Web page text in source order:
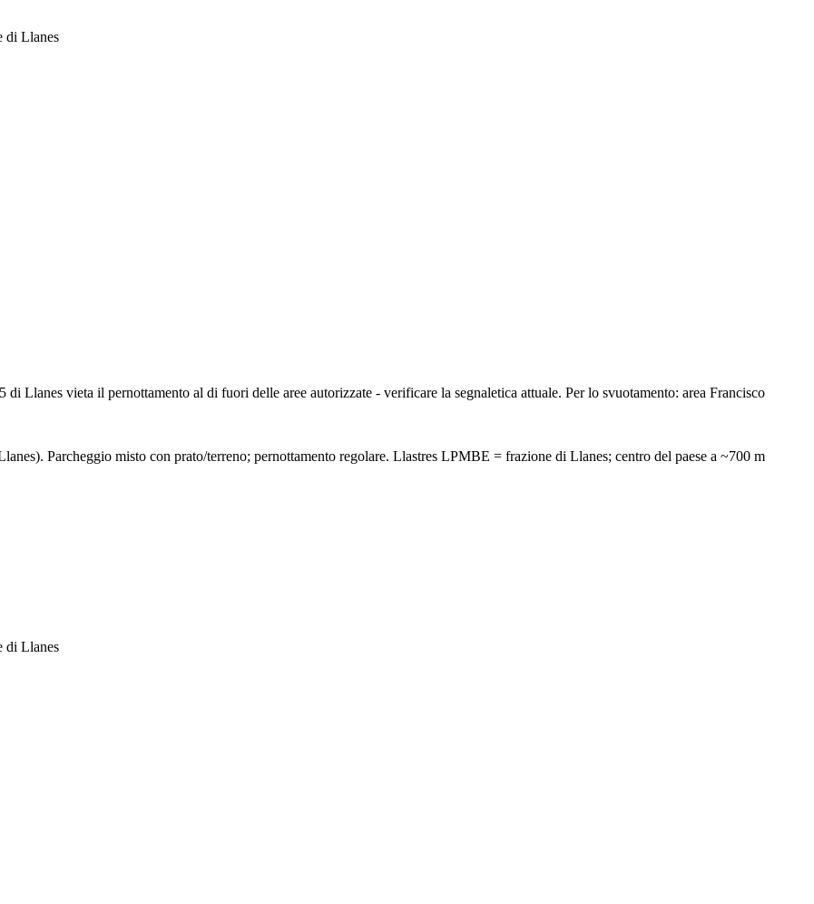
di Llanes
Llanes vieta il pernottamento al di fuori delle aree autorizzate - verificare la segnaletica attuale. Per lo svuotamento: area Francisco
Parcheggio misto con prato/terreno; pernottamento regolare. Llastres LPMBE = frazione di Llanes; centro del paese a ~700 m
di Llanes